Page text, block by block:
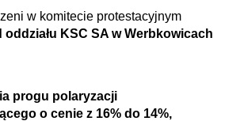
w komitecie protestacyjnym
KSC SA w Werbkowicach
progu polaryzacji
o cenie z 16% do 14%,